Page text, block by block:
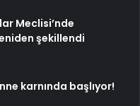
Meclisi’nde
şekillendi
karnında başlıyor!